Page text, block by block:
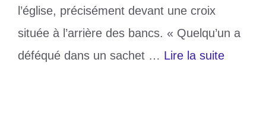
l’église, précisément devant une croix
située à l’arrière des bancs. « Quelqu’un a
déféqué dans un sachet … Lire la suite